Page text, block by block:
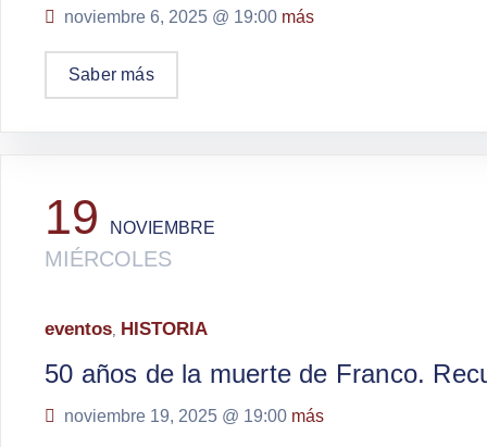
noviembre 6, 2025 @ 19:00 más
Saber más
19NOVIEMBRE
MIÉRCOLES
eventos HISTORIA
50 años de la muerte de Franco.
noviembre 19, 2025 @ 19:00 más